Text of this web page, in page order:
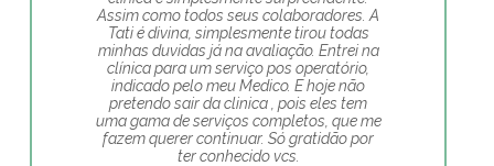
Assim como todos seus colaboradores. A
Tati é divina, simplesmente tirou todas
minhas duvidas já na avaliação. Entrei na
clínica para um serviço pos operatório,
indicado pelo meu Medico. E hoje não
pretendo sair da clinica , pois eles tem
uma gama de serviços completos, que me
fazem querer continuar. Só gratidão por
ter conhecido vcs.